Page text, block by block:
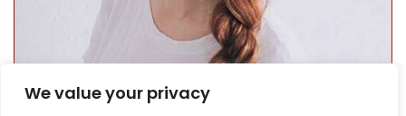
We value your privacy